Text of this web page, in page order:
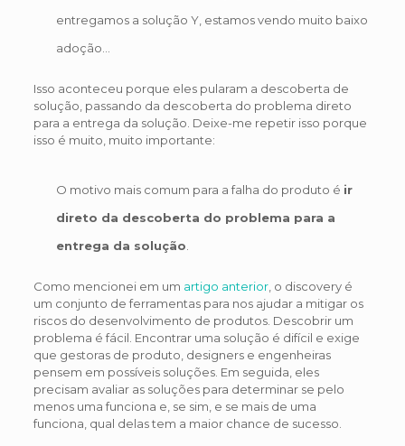
entregamos a solução Y, estamos vendo muito baixo
adoção…
Isso aconteceu porque eles pularam a descoberta de
solução, passando da descoberta do problema direto
para a entrega da solução. Deixe-me repetir isso porque
isso é muito, muito importante:
O motivo mais comum para a falha do produto é ir
direto da descoberta do problema para a
entrega da solução
Como mencionei em um artigo anterior, o discovery é
um conjunto de ferramentas para nos ajudar a mitigar os
riscos do desenvolvimento de produtos. Descobrir um
problema é fácil. Encontrar uma solução é difícil e exige
que gestoras de produto, designers e engenheiras
pensem em possíveis soluções. Em seguida, eles
precisam avaliar as soluções para determinar se pelo
menos uma funciona e, se sim, e se mais de uma
funciona, qual delas tem a maior chance de sucesso.